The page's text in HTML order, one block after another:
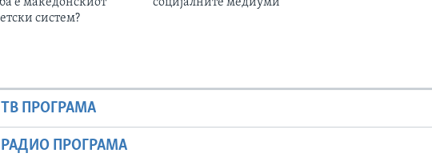
е македонскиот
систем?
социјалните медиуми
ТВ ПРОГРАМА
РАДИО ПРОГРАМА